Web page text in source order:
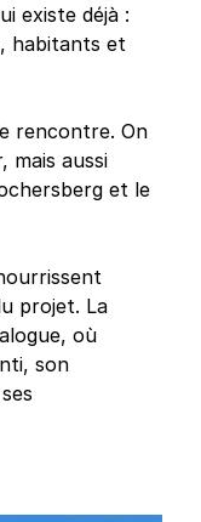
existe déjà :
habitants et
rencontre. On
mais aussi
et le
projet. La
où
son